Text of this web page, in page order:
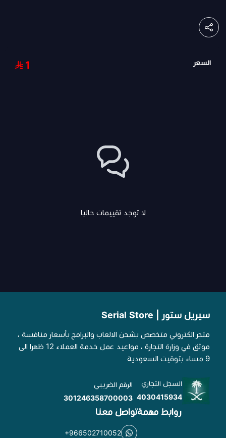
السعر 1
لا توجد تقييمات حاليا
سيريل ستور | Serial Store
متجر الكتروني متخصص بشحن الالعاب والبرامج بأسعار منافسة ،
موثق في وزارة التجارة ، مواعيد عمل خدمة العملاء 12 ظهرا الى
9 مساء بتوقيت السعودية
السجل التجاري
4030415934
الرقم الضريبي
301246358700003
روابط مهمةتواصل معنا
+966502710052